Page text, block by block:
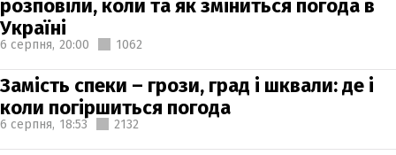
розповіли, коли та як зміниться погода в
Україні
6 серпня, 20:00 1062
Замість спеки – грози, град і шквали: де і
коли погіршиться погода
6 серпня, 18:53 2132